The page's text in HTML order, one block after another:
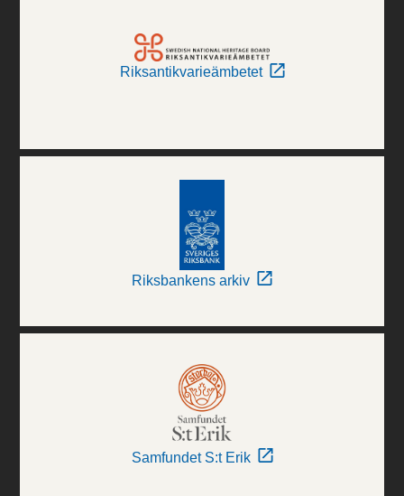
Riksantikvarieämbetet
Riksbankens arkiv
Samfundet S:t Erik